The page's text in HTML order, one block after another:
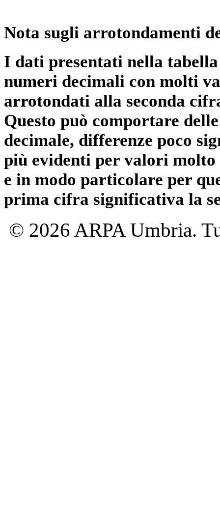
Nota sugli arrotondamenti
I dati presentati nella
numeri decimali con molti
arrotondati alla seconda
Questo può comportare
decimale, differenze poco
più evidenti per valori
e in modo particolare per
prima cifra significativa la
© 2026 ARPA Umbria.